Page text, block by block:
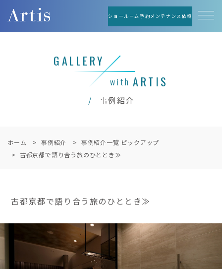
ショールーム予約 メンテナンス依頼
GALLERY
with ARTIS
事例紹介
ホーム 事例紹介
事例紹介一覧 ピックアップ
古都京都で語り合う旅のひととき≫
古都京都で語り合う旅のひととき≫